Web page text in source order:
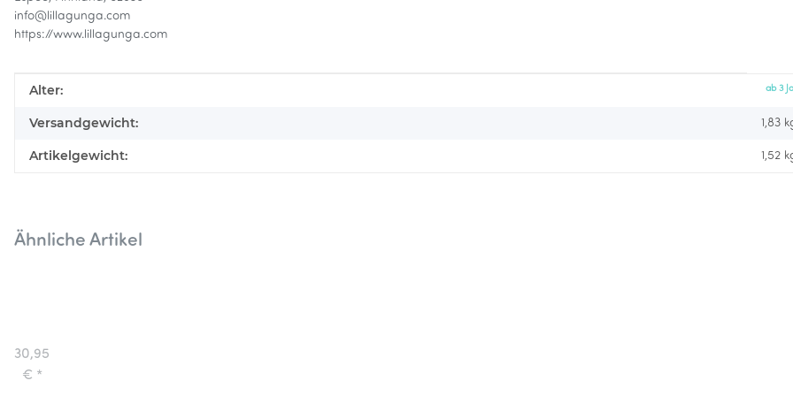
info@lillagunga.com
https://www.lillagunga.com
Produkteigenschaft
Wert
Alter: ab 3
Versandgewicht: 1,83
Artikelgewicht: 1,52
Ähnliche Artikel
für
Outdoor
30,95
€ *